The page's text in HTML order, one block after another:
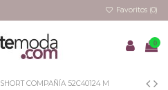
Favoritos (0)
0
SHORT COMPAÑÍA 52C40124 M